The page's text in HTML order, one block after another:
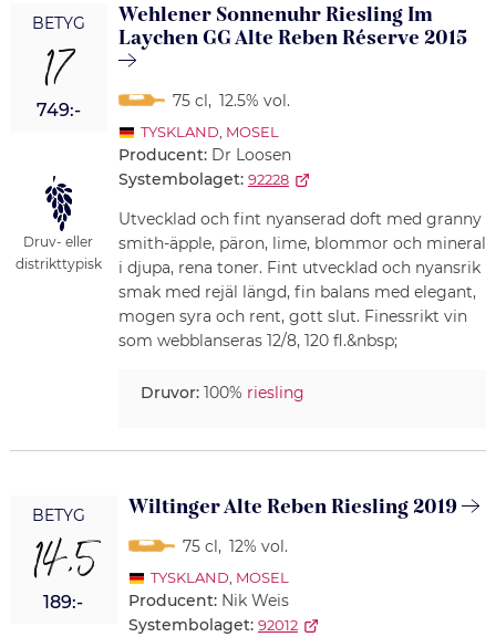
BETYG
17
749:-
Druv- eller
distrikttypisk
Wehlener Sonnenuhr Riesling Im
Laychen GG Alte Reben Réserve 2015
75 cl , 12.5% vol.
TYSKLAND, MOSEL
Producent: Dr Loosen
Systembolaget: 92228
Utvecklad och fint nyanserad doft med granny
smith-äpple, päron, lime, blommor och mineral
i djupa, rena toner. Fint utvecklad och nyansrik
smak med rejäl längd, fin balans med elegant,
mogen syra och rent, gott slut. Finessrikt vin
som webblanseras 12/8, 120 fl.&nbsp;
Druvor:100% riesling
BETYG
14,5
189:-
Wiltinger Alte Reben Riesling 2019
75 cl , 12% vol.
TYSKLAND, MOSEL
Producent: Nik Weis
Systembolaget: 92012